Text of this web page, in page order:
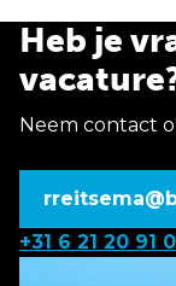
Heb je
Neem contact
+31 6 21 20 91